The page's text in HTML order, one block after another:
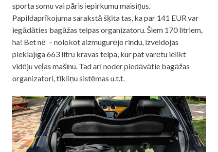
sporta somu vai pāris iepirkumu maisiņus.
Papildaprīkojuma sarakstā šķita tas, ka par 141 EUR var
iegādāties bagāžas telpas organizatoru. Šiem 170 litriem,
ha! Bet nē – nolokot aizmugurējo rindu, izveidojas
pieklājīga 663 litru kravas telpa, kur pat varētu ielikt
vidēju veļas mašīnu. Tad arī noder piedāvātie bagāžas
organizatori, tīkliņu sistēmas u.t.t.